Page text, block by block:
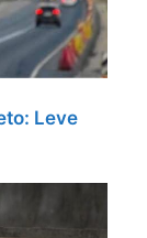
Leve